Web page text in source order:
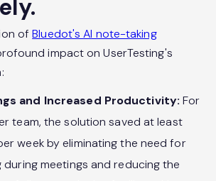
ofBluedot's AI note-taking
impact on UserTesting's
and Increased Productivity: For
team, the solution saved at least
week by eliminating the need for
during meetings and reducing the